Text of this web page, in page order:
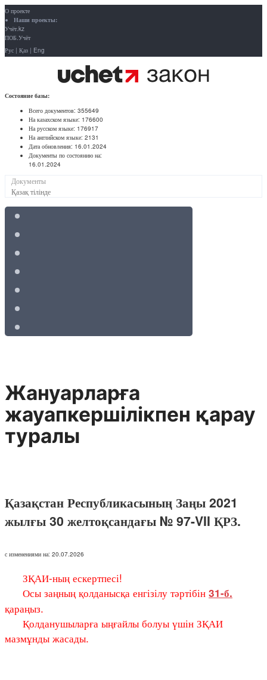
О проекте
Наши проекты:
Учёт.kz
ПОБ.Учёт
Рус | Қаз | Eng
Состояние базы:
Всего документов: 355649
На казахском языке: 176600
На русском языке: 176917
На английском языке: 2131
Дата обновления: 16.01.2024
Документы по состоянию на:
16.01.2024
Документы
Қазақ тілінде
Жануарларға
жауапкершілікпен қарау
туралы
Қазақстан Республикасының Заңы 2021
жылғы 30 желтоқсандағы № 97-VII ҚРЗ.
с изменениями на: 20.07.2026
ЗҚАИ-ның ескертпесі!
Осы заңның қолданысқа енгізілу тәртібін 31-б.
қараңыз.
Қолданушыларға ыңғайлы болуы үшін ЗҚАИ
мазмұнды жасады.